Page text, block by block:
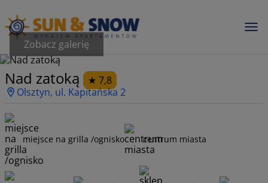
Zobacz galerię
Nad zatoką
7,8
Olsztyn, ul. Kapitańska 2
miejsce na grilla /ognisko centrum miasta